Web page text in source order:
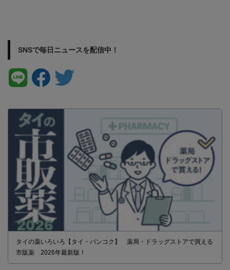
SNSで毎日ニュースを配信中！
タイの薬いろいろ【タイ・バンコク】 薬局・ドラッグストアで買える
市販薬 2026年最新版！